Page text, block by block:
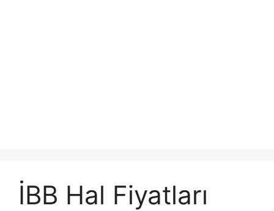
İBB Hal Fiyatları